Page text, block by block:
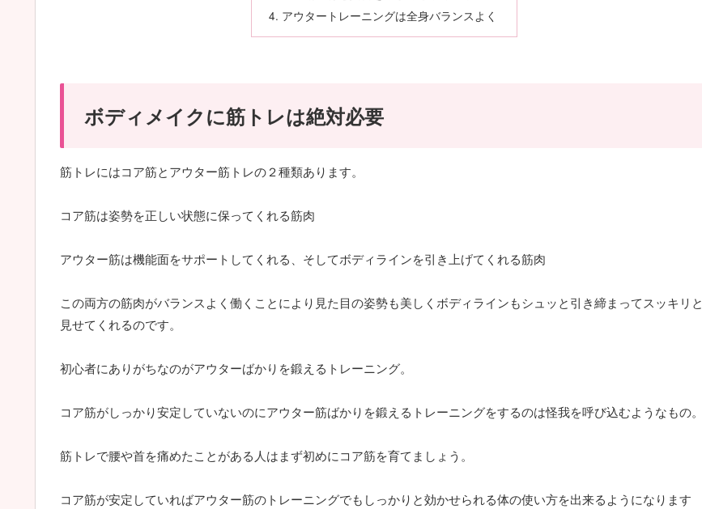
アウタートレーニングは全身バランスよく
ボディメイクに筋トレは絶対必要
筋トレにはコア筋とアウター筋トレの２種類あります。
コア筋は姿勢を正しい状態に保ってくれる筋肉
アウター筋は機能面をサポートしてくれる、そしてボディラインを引き上げてくれる筋肉
この両方の筋肉がバランスよく働くことにより見た目の姿勢も美しくボディラインもシュッと引き締まってスッキリと
見せてくれるのです。
初心者にありがちなのがアウターばかりを鍛えるトレーニング。
コア筋がしっかり安定していないのにアウター筋ばかりを鍛えるトレーニングをするのは怪我を呼び込むようなもの。
筋トレで腰や首を痛めたことがある人はまず初めにコア筋を育てましょう。
コア筋が安定していればアウター筋のトレーニングでもしっかりと効かせられる体の使い方を出来るようになります